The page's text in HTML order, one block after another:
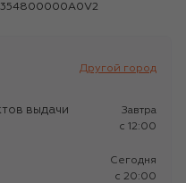
Другой город
выдачи
Завтра
c 12:00
Сегодня
c 20:00